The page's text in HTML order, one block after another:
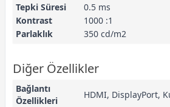
Tepki Süresi
0.5 ms
Kontrast
1000 :1
Parlaklık
350 cd/m2
Diğer Özellikler
Bağlantı
Özellikleri
HDMI, DisplayPort,